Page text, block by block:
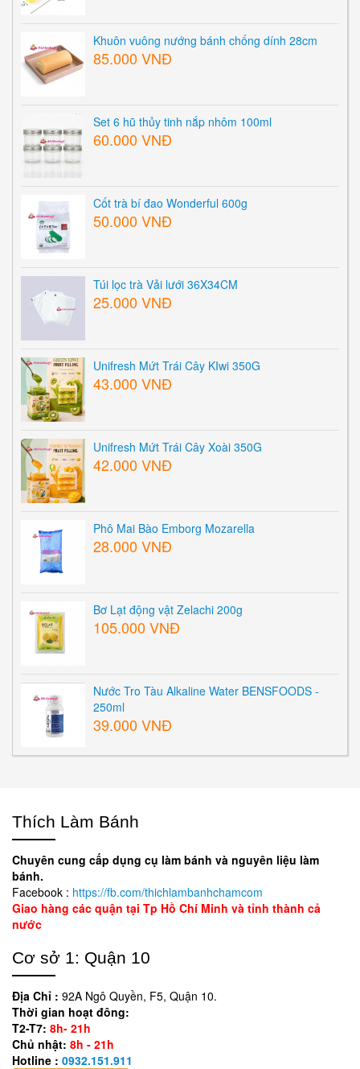
Khuôn vuông nướng bánh chống dính 28cm
85.000 VNĐ
Set 6 hũ thủy tinh nắp nhôm 100ml
60.000 VNĐ
Cốt trà bí đao Wonderful 600g
50.000 VNĐ
Túi lọc trà Vải lưới 36X34CM
25.000 VNĐ
Unifresh Mứt Trái Cây KIwi 350G
43.000 VNĐ
Unifresh Mứt Trái Cây Xoài 350G
42.000 VNĐ
Phô Mai Bào Emborg Mozarella
28.000 VNĐ
Bơ Lạt động vật Zelachi 200g
105.000 VNĐ
Nước Tro Tàu Alkaline Water BENSFOODS -
250ml
39.000 VNĐ
Thích Làm Bánh
Chuyên cung cấp dụng cụ làm bánh và nguyên liệu làm
bánh.
Facebook : https://fb.com/thichlambanhchamcom
Giao hàng các quận tại Tp Hồ Chí Minh và tỉnh thành cả
nước
Cơ sở 1: Quận 10
Địa Chỉ : 92A Ngô Quyền, F5, Quận 10.
Thời gian hoạt đông:
T2-T7: 8h- 21h
Chủ nhật: 8h - 21h
Hotline : 0932.151.911